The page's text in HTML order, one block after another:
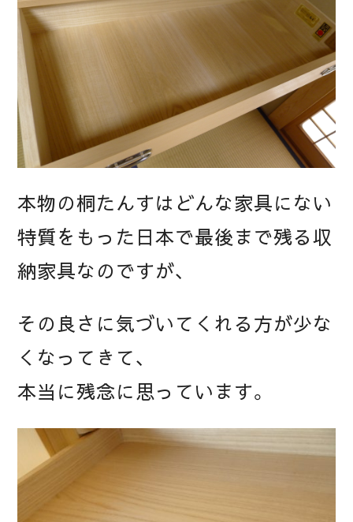
本物の桐たんすはどんな家具にない
特質をもった日本で最後まで残る収
納家具なのですが、
その良さに気づいてくれる方が少な
くなってきて、
本当に残念に思っています。